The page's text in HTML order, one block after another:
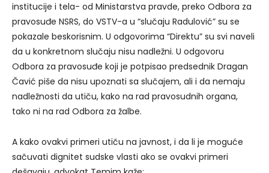
institucije i tela- od Ministarstva pravde, preko Odbora za
pravosuđe NSRS, do VSTV-a u “slučaju Radulović” su se
pokazale beskorisnim. U odgovorima “Direktu” su svi naveli
da u konkretnom slučaju nisu nadležni. U odgovoru
Odbora za pravosuđe koji je potpisao predsednik Dragan
Čavić piše da nisu upoznati sa slučajem, ali i da nemaju
nadležnosti da utiču, kako na rad pravosudnih organa,
tako ni na rad Odbora za žalbe.
A kako ovakvi primeri utiču na javnost, i da li je moguće
sačuvati dignitet sudske vlasti ako se ovakvi primeri